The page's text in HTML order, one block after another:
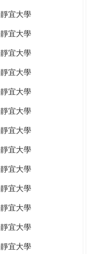
靜宜大學
靜宜大學
靜宜大學
靜宜大學
靜宜大學
靜宜大學
靜宜大學
靜宜大學
靜宜大學
靜宜大學
靜宜大學
靜宜大學
靜宜大學